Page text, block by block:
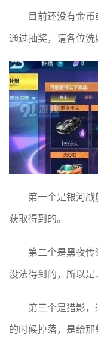
目前还没有金
通过抽奖，请各位洗
第一个是银河
获取得到的。
第二个是黑夜
没法得到的，所以是
第三个是猎影
的时候掉落，是给